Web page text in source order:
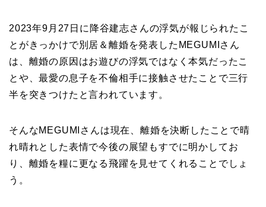
2023年9月27日に降谷建志さんの浮気が報じられたこ
とがきっかけで別居＆離婚を発表したMEGUMIさん
は、離婚の原因はお遊びの浮気ではなく本気だったこ
とや、最愛の息子を不倫相手に接触させたことで三行
半を突きつけたと言われています。
そんなMEGUMIさんは現在、離婚を決断したことで晴
れ晴れとした表情で今後の展望もすでに明かしてお
り、離婚を糧に更なる飛躍を見せてくれることでしょ
う。